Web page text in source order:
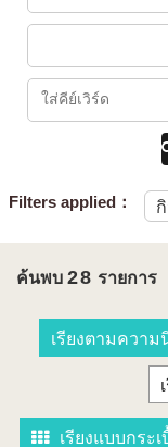
Filters applied：
ค้นพบ 28 รายการ
เรียงตามความ
เรียงแบบกระเ